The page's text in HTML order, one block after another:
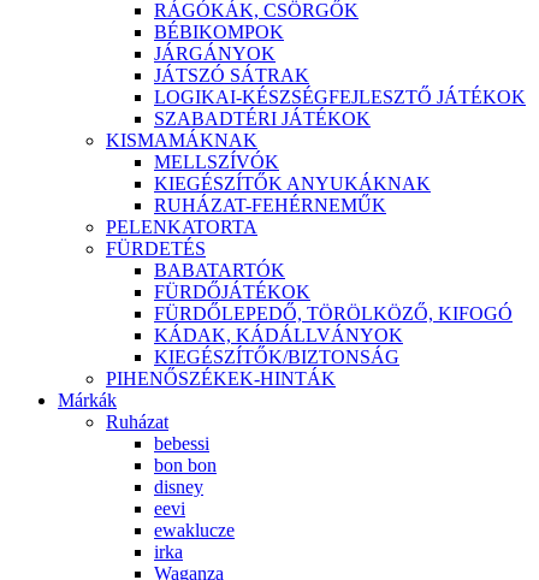
RÁGÓKÁK, CSÖRGŐK
BÉBIKOMPOK
JÁRGÁNYOK
JÁTSZÓ SÁTRAK
LOGIKAI-KÉSZSÉGFEJLESZTŐ JÁTÉKOK
SZABADTÉRI JÁTÉKOK
KISMAMÁKNAK
MELLSZÍVÓK
KIEGÉSZÍTŐK ANYUKÁKNAK
RUHÁZAT-FEHÉRNEMŰK
PELENKATORTA
FÜRDETÉS
BABATARTÓK
FÜRDŐJÁTÉKOK
FÜRDŐLEPEDŐ, TÖRÖLKÖZŐ, KIFOGÓ
KÁDAK, KÁDÁLLVÁNYOK
KIEGÉSZÍTŐK/BIZTONSÁG
PIHENŐSZÉKEK-HINTÁK
Márkák
Ruházat
bebessi
bon bon
disney
eevi
ewaklucze
irka
Waganza